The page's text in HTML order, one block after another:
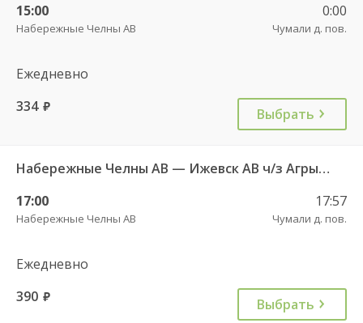
15:00
Набережные Челны АВ
0:00
Чумали д. пов.
Ежедневно
334 руб. Выбрать
Набережные Челны АВ — Ижевск АВ ч/з Агрыз АВ 627
17:00
Набережные Челны АВ
17:57
Чумали д. пов.
Ежедневно
390 руб. Выбрать